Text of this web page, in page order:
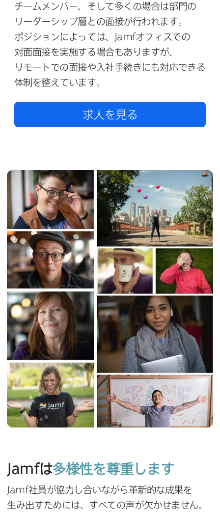
チームメンバー、​そして​多くの​場合は​部門の​
リーダーシップ層との​面接が​行われます。​
ポジションに​よっては、
Jamfオフィスでの​
対面面接を​実施する​場合も​ありますが、​
リモートでの​面接や​入社手​続きにも​対応できる​
体制を​整えています。
求人を​見る
Jamfは多様性を​尊重します
Jamf社員が​協力し合いながら​革新的な​成果を​
生み出すためには、​すべての​声が​欠かせません。​